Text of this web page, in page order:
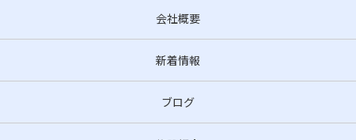
会社概要
新着情報
ブログ